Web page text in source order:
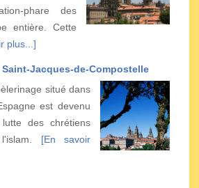
phare des
entière. Cette
plus...]
Jacques-de-Compostelle
situé dans
est devenu
des chrétiens
[En savoir